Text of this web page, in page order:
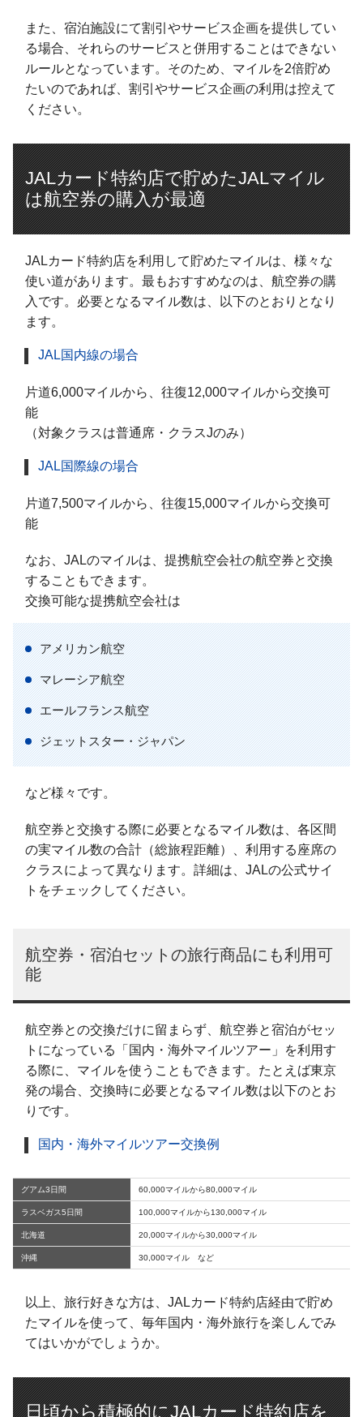
また、宿泊施設にて割引やサービス企画を提供してい
る場合、それらのサービスと併用することはできない
ルールとなっています。そのため、マイルを2倍貯め
たいのであれば、割引やサービス企画の利用は控えて
ください。
JALカード特約店で貯めたJALマイル
は航空券の購入が最適
JALカード特約店を利用して貯めたマイルは、様々な
使い道があります。最もおすすめなのは、航空券の購
入です。必要となるマイル数は、以下のとおりとなり
ます。
JAL国内線の場合
片道6,000マイルから、往復12,000マイルから交換可
能
（対象クラスは普通席・クラスJのみ）
JAL国際線の場合
片道7,500マイルから、往復15,000マイルから交換可
能
なお、JALのマイルは、提携航空会社の航空券と交換
することもできます。
交換可能な提携航空会社は
アメリカン航空
マレーシア航空
エールフランス航空
ジェットスター・ジャパン
など様々です。
航空券と交換する際に必要となるマイル数は、各区間
の実マイル数の合計（総旅程距離）、利用する座席の
クラスによって異なります。詳細は、JALの公式サイ
トをチェックしてください。
航空券・宿泊セットの旅行商品にも利用可
能
航空券との交換だけに留まらず、航空券と宿泊がセッ
トになっている「国内・海外マイルツアー」を利用す
る際に、マイルを使うこともできます。たとえば東京
発の場合、交換時に必要となるマイル数は以下のとお
りです。
国内・海外マイルツアー交換例
グアム3日間 60,000マイルから80,000マイル
ラスベガス5日間 100,000マイルから130,000マイル
北海道 20,000マイルから30,000マイル
沖縄 30,000マイル など
以上、旅行好きな方は、JALカード特約店経由で貯め
たマイルを使って、毎年国内・海外旅行を楽しんでみ
てはいかがでしょうか。
日頃から積極的にJALカード特約店を